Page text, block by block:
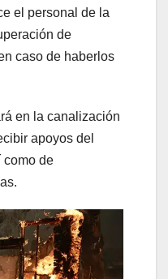
el personal de la
de
caso de haberlos
en la canalización
apoyos del
como de